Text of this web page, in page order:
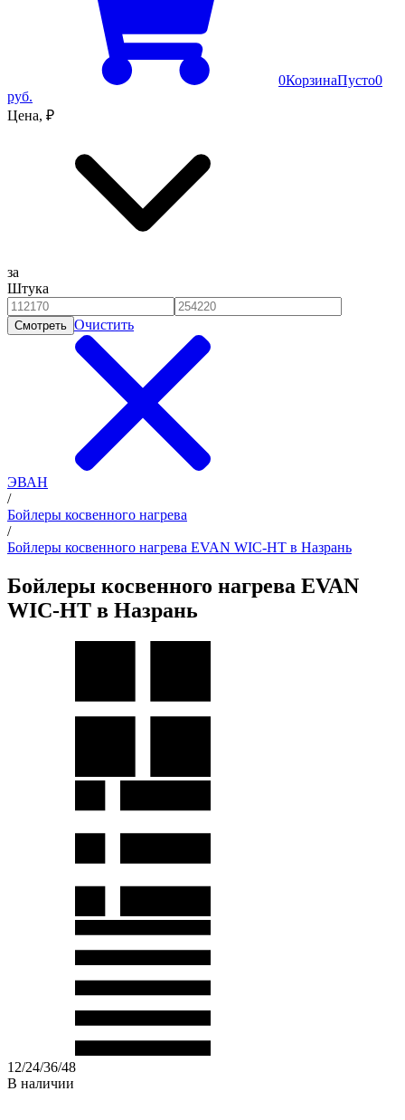
0КорзинаПусто0
руб.
Цена, ₽
за
Штука
Смотреть Очистить
ЭВАН
/
Бойлеры косвенного нагрева
/
Бойлеры косвенного нагрева EVAN WIC-HT в Назрань
Бойлеры косвенного нагрева EVAN
WIC-HT в Назрань
12/24/36/48
В наличии